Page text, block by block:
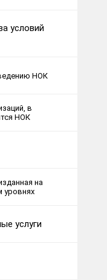
условий
НОК
в
НОК
на
уровнях
услуги